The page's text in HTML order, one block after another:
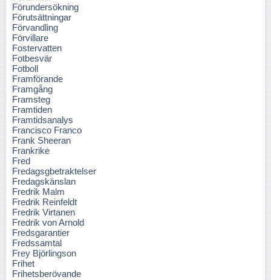
Förundersökning
Förutsättningar
Förvandling
Förvillare
Fostervatten
Fotbesvär
Fotboll
Framförande
Framgång
Framsteg
Framtiden
Framtidsanalys
Francisco Franco
Frank Sheeran
Frankrike
Fred
Fredagsgbetraktelser
Fredagskänslan
Fredrik Malm
Fredrik Reinfeldt
Fredrik Virtanen
Fredrik von Arnold
Fredsgarantier
Fredssamtal
Frey Björlingson
Frihet
Frihetsberövande